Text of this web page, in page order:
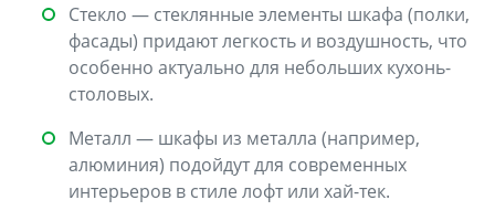
Стекло — стеклянные элементы шкафа (полки,
фасады) придают легкость и воздушность, что
особенно актуально для небольших кухонь-
столовых.
Металл — шкафы из металла (например,
алюминия) подойдут для современных
интерьеров в стиле лофт или хай-тек.